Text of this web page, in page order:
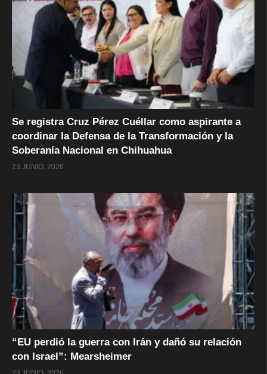
Se registra Cruz Pérez Cuéllar como aspirante a
coordinar la Defensa de la Transformación y la
Soberanía Nacional en Chihuahua
23 JUNIO, 2026
“EU perdió la guerra con Irán y dañó su relación
con Israel”: Mearsheimer